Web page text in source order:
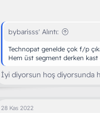
bybarisss' Alıntı:
Technopat genelde çok f/p
Hem üst segment derken kast
İyi diyorsun hoş diyorsunda
28 Kas 2022